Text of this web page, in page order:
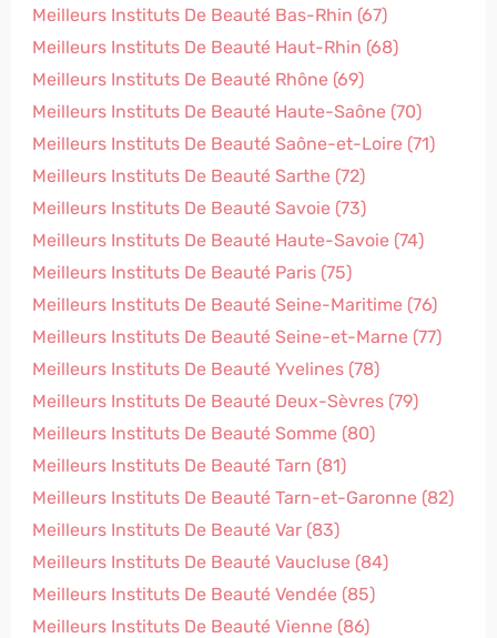
Meilleurs Instituts De Beauté Bas-Rhin (67)
Meilleurs Instituts De Beauté Haut-Rhin (68)
Meilleurs Instituts De Beauté Rhône (69)
Meilleurs Instituts De Beauté Haute-Saône (70)
Meilleurs Instituts De Beauté Saône-et-Loire (71)
Meilleurs Instituts De Beauté Sarthe (72)
Meilleurs Instituts De Beauté Savoie (73)
Meilleurs Instituts De Beauté Haute-Savoie (74)
Meilleurs Instituts De Beauté Paris (75)
Meilleurs Instituts De Beauté Seine-Maritime (76)
Meilleurs Instituts De Beauté Seine-et-Marne (77)
Meilleurs Instituts De Beauté Yvelines (78)
Meilleurs Instituts De Beauté Deux-Sèvres (79)
Meilleurs Instituts De Beauté Somme (80)
Meilleurs Instituts De Beauté Tarn (81)
Meilleurs Instituts De Beauté Tarn-et-Garonne (82)
Meilleurs Instituts De Beauté Var (83)
Meilleurs Instituts De Beauté Vaucluse (84)
Meilleurs Instituts De Beauté Vendée (85)
Meilleurs Instituts De Beauté Vienne (86)